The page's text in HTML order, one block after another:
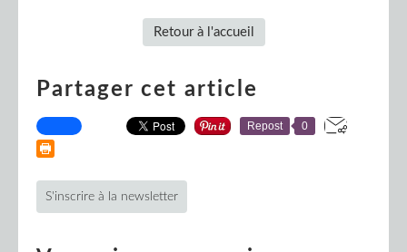
Retour à l'accueil
Partager cet article
Repost 0
S'inscrire à la newsletter